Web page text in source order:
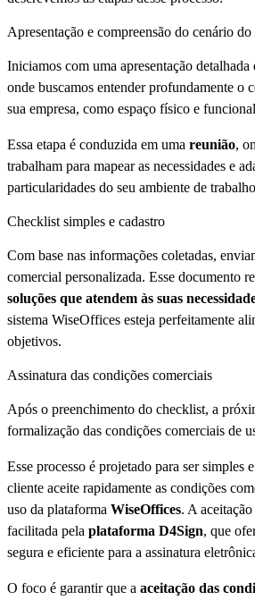
Apresentação e compreensão do cenário
Iniciamos com uma apresentação detalhada
onde buscamos entender profundamente o
sua empresa, como espaço físico e
Essa etapa é conduzida em uma reunião,
trabalham para mapear as necessidades e
particularidades do seu ambiente de
Checklist simples e cadastro
Com base nas informações coletadas,
comercial personalizada. Esse documento
soluções que atendem às suas
sistema WiseOffices esteja perfeitamente
objetivos.
Assinatura das condições comerciais
Após o preenchimento do checklist, a
formalização das condições comerciais de
Esse processo é projetado para ser simples
cliente aceite rapidamente as condições
uso da plataforma WiseOffices. A
facilitada pela plataforma D4Sign, que
segura e eficiente para a assinatura
O foco é garantir que a aceitação das